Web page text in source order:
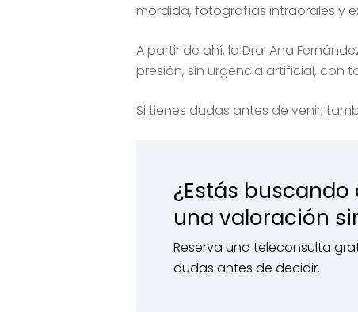
mordida, fotografías intraorales y
A partir de ahí, la Dra. Ana
presión, sin urgencia artificial, con
Si tienes dudas antes de venir,
¿Estás
una valoración
Reserva una teleconsulta
dudas antes de decidir.